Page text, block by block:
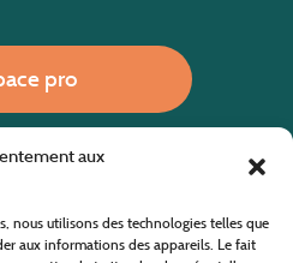
aux
nous utilisons des technologies telles que
aux informations des appareils. Le fait
pro